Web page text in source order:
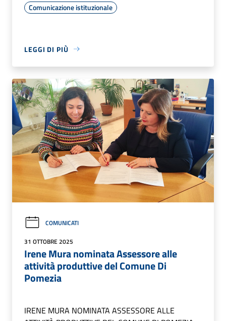
Comunicazione istituzionale
LEGGI DI PIÙ
COMUNICATI
31 OTTOBRE 2025
Irene Mura nominata Assessore alle
attività produttive del Comune Di
Pomezia
IRENE MURA NOMINATA ASSESSORE ALLE